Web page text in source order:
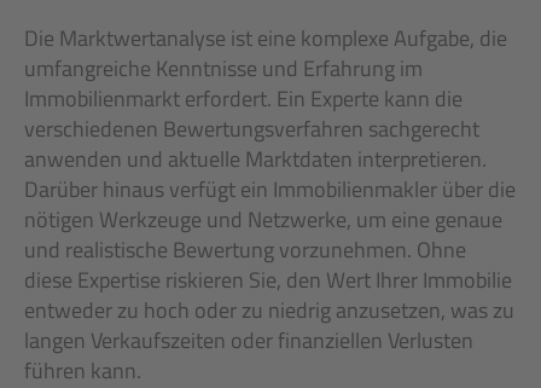
Die Marktwertanalyse ist eine komplexe Aufgabe, die
umfangreiche Kenntnisse und Erfahrung im
Immobilienmarkt erfordert. Ein Experte kann die
verschiedenen Bewertungsverfahren sachgerecht
anwenden und aktuelle Marktdaten interpretieren.
Darüber hinaus verfügt ein Immobilienmakler über die
nötigen Werkzeuge und Netzwerke, um eine genaue
und realistische Bewertung vorzunehmen. Ohne
diese Expertise riskieren Sie, den Wert Ihrer Immobilie
entweder zu hoch oder zu niedrig anzusetzen, was zu
langen Verkaufszeiten oder finanziellen Verlusten
führen kann.